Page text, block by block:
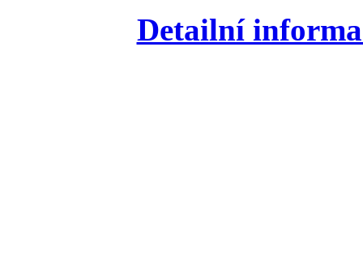
Detailní